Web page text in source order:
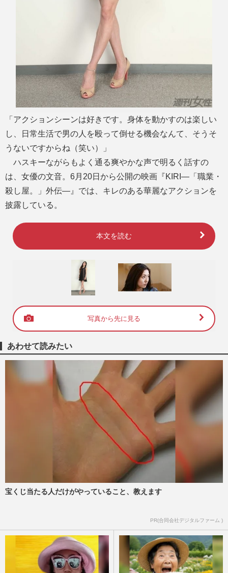
「アクションシーンは好きです。身体を動かすのは楽しい
し、日常生活で男の人を殴って倒せる機会なんて、そうそ
うないですからね（笑い）」
ハスキーながらもよく通る爽やかな声で明るく話すの
は、女優の文音。6月20日から公開の映画『KIRI―「職業・
殺し屋。」外伝―』では、キレのある華麗なアクションを
披露している。
本文を読む
写真から先に見る
あわせて読みたい
宝くじ当たる人だけがやっていること、教えます
PR(合同会社デジタルファーム )